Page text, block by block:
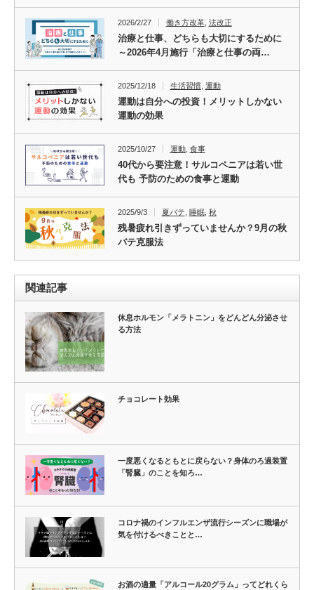
2026/2/27 働き方改革, 法改正
治療と仕事、どちらも大切にするために
～2026年4月施行「治療と仕事の両…
2025/12/18 生活習慣, 運動
運動は自分への投資！メリットしかない
運動の効果
2025/10/27 運動, 食事
40代から要注意！サルコペニアは若い世
代も 予防のための食事と運動
2025/9/3 夏バテ 睡眠, 秋
残暑疲れ引きずっていませんか？9月の秋
バテ克服法
関連記事
休息ホルモン「メラトニン」をどんどん分泌させ
る方法
チョコレート効果
一度悪くなるともとに戻らない？身体のろ過装置
「腎臓」のことを知ろ…
コロナ禍のインフルエンザ流行シーズンに職場が
気を付けるべきことと…
お酒の適量「アルコール20グラム」ってどれくら